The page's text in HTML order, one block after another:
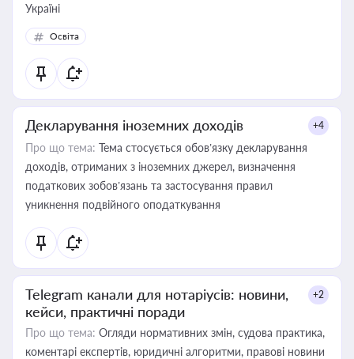
Україні
Освіта
Декларування іноземних доходів +4
Про що тема: Тема стосується обов’язку декларування
доходів, отриманих з іноземних джерел, визначення
податкових зобов’язань та застосування правил
уникнення подвійного оподаткування
Telegram канали для нотаріусів: новини,
кейси, практичні поради
+2
Про що тема: Огляди нормативних змін, судова практика,
коментарі експертів, юридичні алгоритми, правові новини